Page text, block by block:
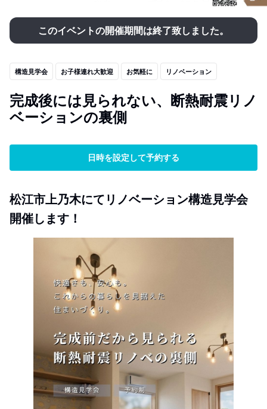
このイベントの開催期間は終了致しました。
構造見学会 お子様連れ大歓迎 お気軽に リノベーション
完成後には見られない、断熱耐震リノ
ベーションの裏側
日時を設定して予約する
松江市上乃木にてリノベーション構造見学会
開催します！